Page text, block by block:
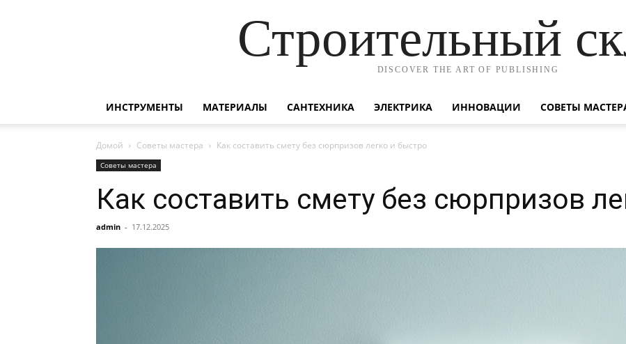
Строительный
DISCOVER THE ART OF PUBLISHING
ИНСТРУМЕНТЫ МАТЕРИАЛЫ САНТЕХНИКА ЭЛЕКТРИКА ИННОВАЦИИ СОВЕТЫ
Домой Советы мастера Как составить смету без сюрпризов легко и быстро
Советы мастера
Как составить смету без сюрпризов
admin - 17.12.2025